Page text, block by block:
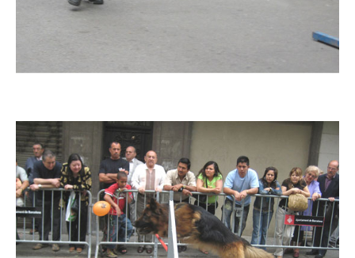
Imatge